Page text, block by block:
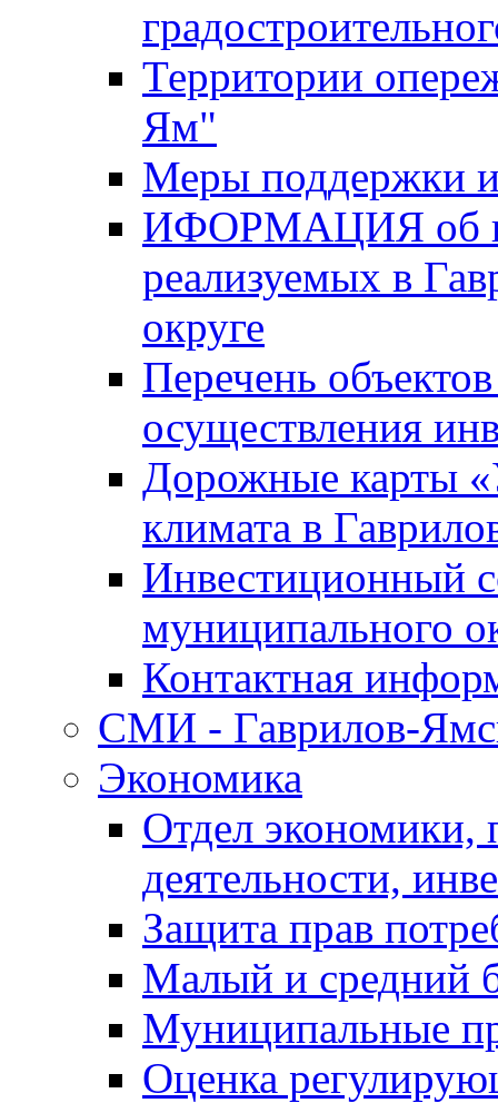
Территории
Ям"
Меры поддержки
ИФОРМАЦИЯ об
реализуемых в
округе
Перечень
осуществления
Дорожные карты
климата в
Инвестиционный
муниципального
Контактная
СМИ - Гаврилов-
Экономика
Отдел экономики,
деятельности,
Защита прав
Малый и средний
Муниципальные
Оценка